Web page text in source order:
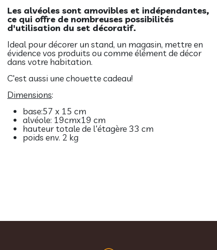
Les alvéoles sont amovibles et indépendantes,
ce qui offre de nombreuses possibilités
d'utilisation du set décoratif.
Ideal pour décorer un stand, un magasin, mettre en
évidence vos produits ou comme élément de décor
dans votre habitation.
C'est aussi une chouette cadeau!
Dimensions:
base:57 x 15 cm
alvéole: 19cmx19 cm
hauteur totale de l'étagère 33 cm
poids env. 2 kg